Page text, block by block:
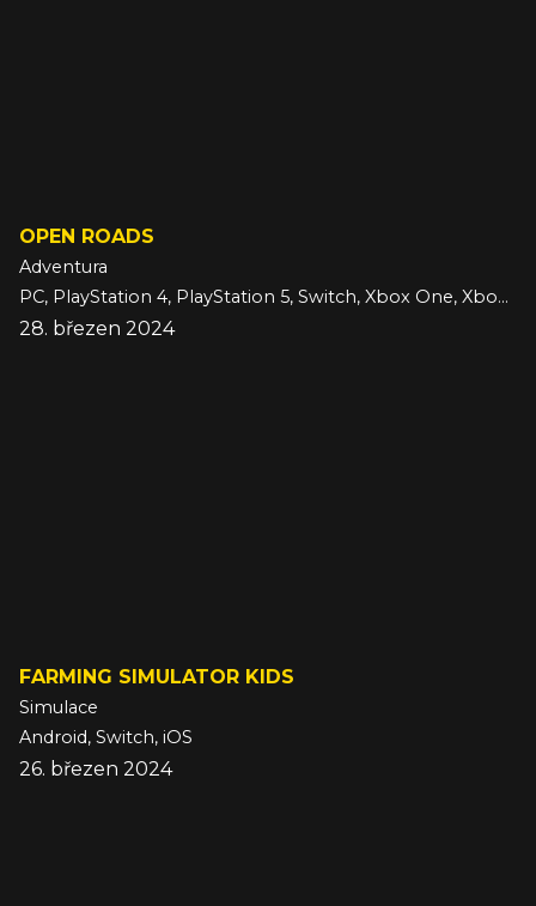
OPEN ROADS
Adventura
PC, PlayStation 4, PlayStation 5, Switch, Xbox One, Xbox Series
28. březen 2024
FARMING SIMULATOR KIDS
Simulace
Android, Switch, iOS
26. březen 2024